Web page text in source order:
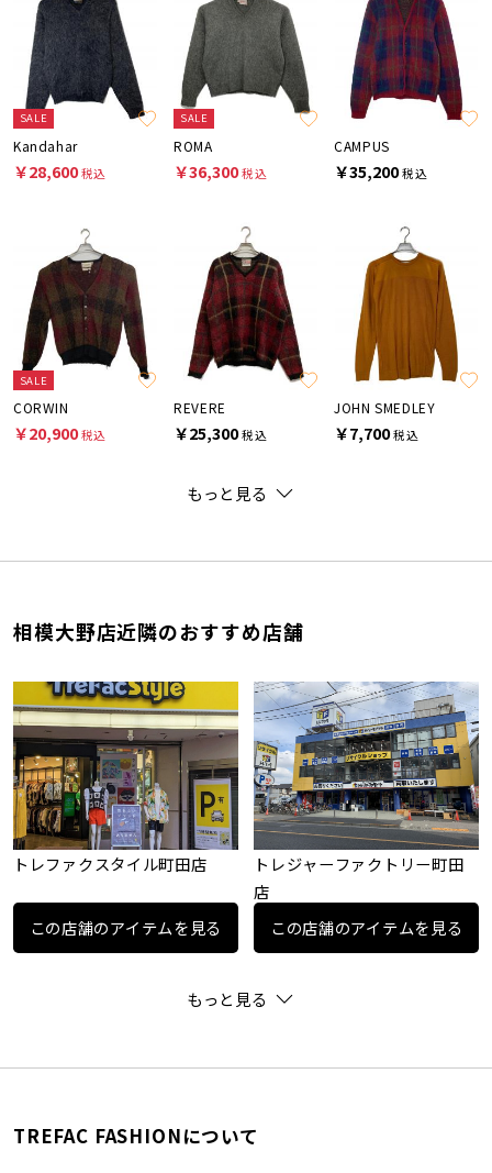
SALE
Kandahar
￥28,600税込
SALE
ROMA
￥36,300税込
CAMPUS
￥35,200税込
SALE
CORWIN
￥20,900税込
REVERE
￥25,300税込
JOHN SMEDLEY
￥7,700税込
もっと見る
相模大野店近隣のおすすめ店舗
トレファクスタイル町田店
この店舗のアイテムを見る
トレジャーファクトリー町田
店
この店舗のアイテムを見る
もっと見る
TREFAC FASHIONについて